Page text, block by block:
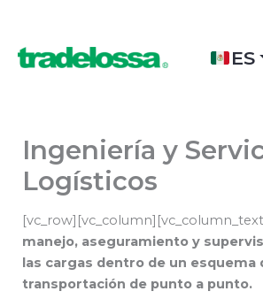
contenido
ES
Ingeniería y
Logísticos
manejo, aseguramiento y
las cargas dentro de un esquema
transportación de punto a punto.